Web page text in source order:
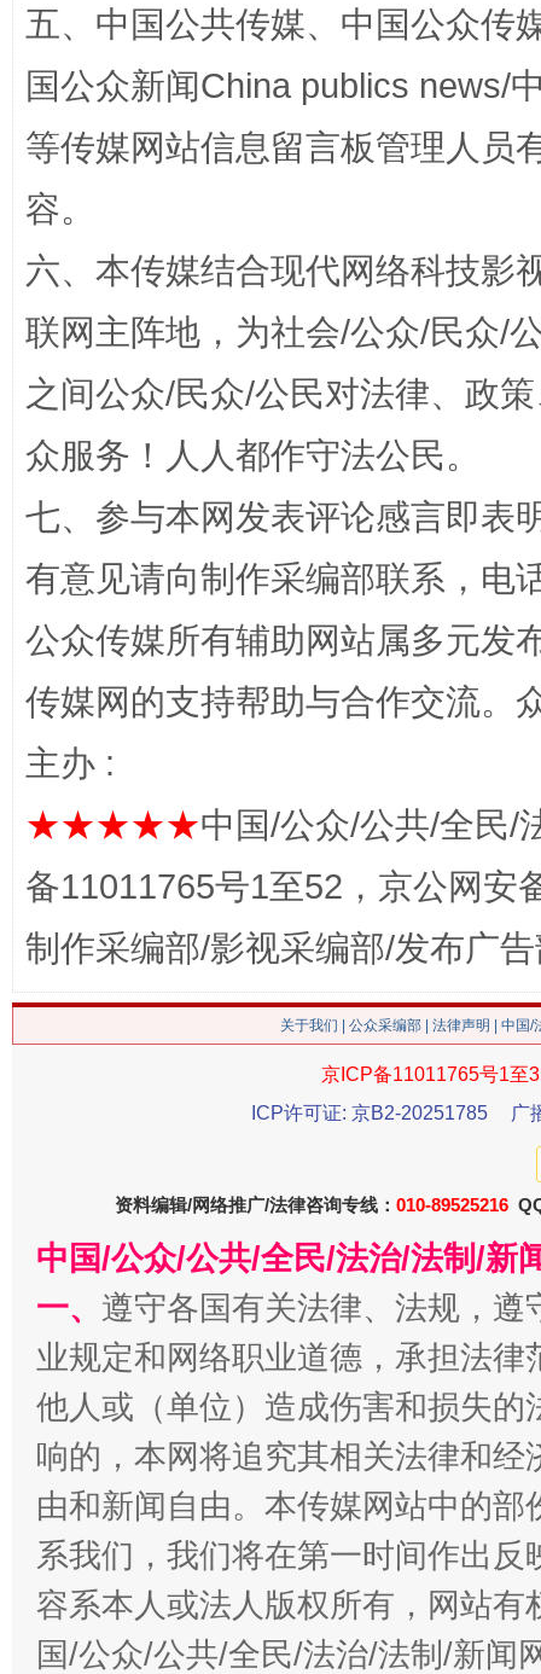
漫山遍野的桃花与雪山、麦地、白藏房 除
网上购药对药下症？
这是一记警钟！ 谢
今
五、中国公共传媒、中国公众传
国公众新闻China publics news/
等传媒网站信息留言板管理人员
容。
六、本传媒结合现代网络科技影
联网主阵地，为社会/公众/民众/
之间公众/民众/公民对法律、政
众服务！人人都作守法公民。
七、参与本网发表评论感言即表
有意见请向制作采编部联系，电
公众传媒所有辅助网站属多元发
传媒网的支持帮助与合作交流。
主办 :
★★★★★中国/公众/公共/全民/
备11011765号1至52，京公网安
制作采编部/影视采编部/发布广
关于我们 公众采编部 法律声明 | 中国
京ICP备11011765号1至
ICP许可证: 京B2-20251785
广
资料编辑/网络推广/法律咨询专线： 010-89525216
中国/公众/公共/全民/法治/法制/新
一、 遵守各国有关法律、法规，
业规定和网络职业道德，承担法
他人或（单位）造成伤害和损失
响的，本网将追究其相关法律和
由和新闻自由。本传媒网站中的
系我们，我们将在第一时间作出
容系本人或法人版权所有，网站
国/公众/公共/全民/法治/法制/新闻